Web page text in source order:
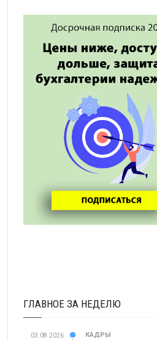
ГЛАВНОЕ ЗА НЕДЕЛЮ
03.08.2026
КАДРЫ